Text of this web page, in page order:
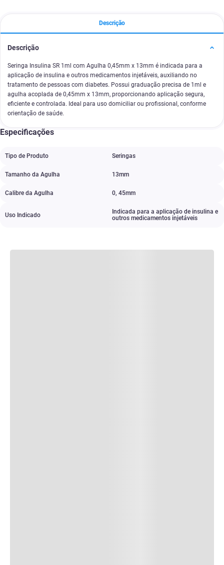
Descrição
Descrição
Seringa Insulina SR 1ml com Agulha 0,45mm x 13mm é indicada para a
aplicação de insulina e outros medicamentos injetáveis, auxiliando no
tratamento de pessoas com diabetes. Possui graduação precisa de 1ml e
agulha acoplada de 0,45mm x 13mm, proporcionando aplicação segura,
eficiente e controlada. Ideal para uso domiciliar ou profissional, conforme
orientação de saúde.
Especificações
Tipo de Produto Seringas
Tamanho da Agulha 13mm
Calibre da Agulha 0, 45mm
Uso Indicado
Indicada para a aplicação de insulina e
outros medicamentos injetáveis